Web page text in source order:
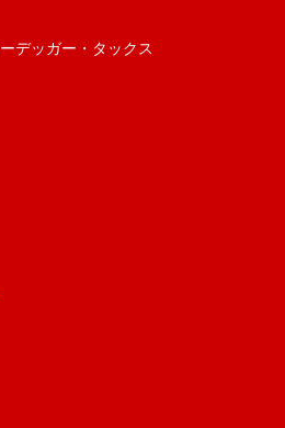
デッガー・タックス